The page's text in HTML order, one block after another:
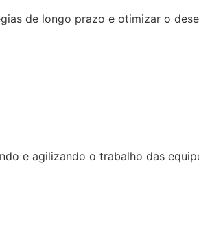
de longo prazo e otimizar o
e agilizando o trabalho das